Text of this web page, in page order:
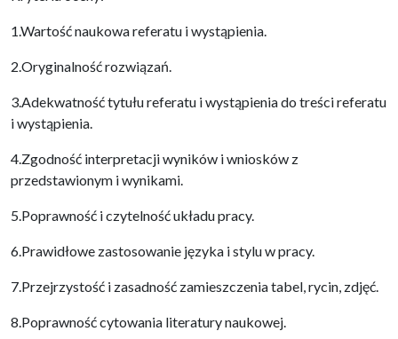
1.Wartość naukowa referatu i wystąpienia.
2.Oryginalność rozwiązań.
3.Adekwatność tytułu referatu i wystąpienia do treści referatu
i wystąpienia.
4.Zgodność interpretacji wyników i wniosków z
przedstawionym i wynikami.
5.Poprawność i czytelność układu pracy.
6.Prawidłowe zastosowanie języka i stylu w pracy.
7.Przejrzystość i zasadność zamieszczenia tabel, rycin, zdjęć.
8.Poprawność cytowania literatury naukowej.